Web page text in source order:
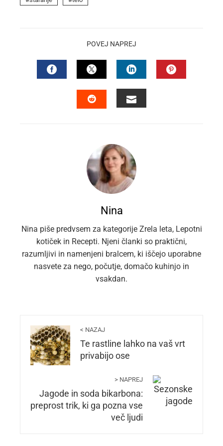
POVEJ NAPREJ
FACEBOOKTWITTERLINKEDIN
Nina
Nina piše predvsem za kategorije Zrela leta, Lepotni
kotiček in Recepti. Njeni članki so praktični,
razumljivi in namenjeni bralcem, ki iščejo uporabne
nasvete za nego, počutje, domačo kuhinjo in
vsakdan.
< NAZAJ
Te rastline lahko na vaš vrt
privabijo ose
> NAPREJ
Jagode in soda bikarbona:
preprost trik, ki ga pozna vse
več ljudi